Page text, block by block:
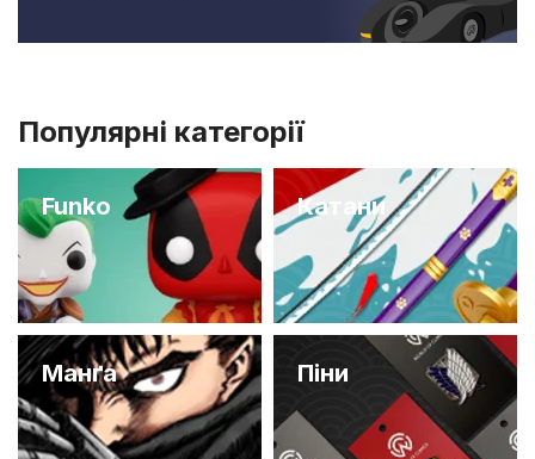
Популярні категорії
Funko Катани
Манґа Піни